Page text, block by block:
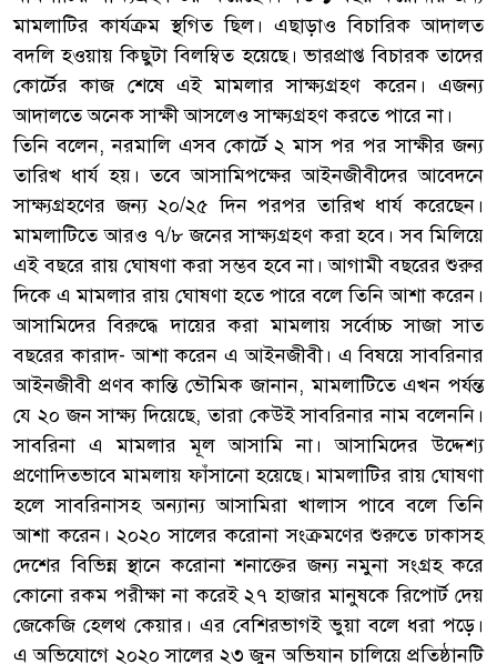
মামলাটির কার্যক্রম স্থগিত ছিল। এছাড়াও বিচারিক আদালত
বদলি হওয়ায় কিছুটা বিলম্বিত হয়েছে। ভারপ্রাপ্ত বিচারক তাদের
কোর্টের কাজ শেষে এই মামলার সাক্ষ্যগ্রহণ করেন। এজন্য
আদালতে অনেক সাক্ষী আসলেও সাক্ষ্যগ্রহণ করতে পারে না।
তিনি বলেন, নরমালি এসব কোর্টে ২ মাস পর পর সাক্ষীর জন্য
তারিখ ধার্য হয়। তবে আসামিপক্ষের আইনজীবীদের আবেদনে
সাক্ষ্যগ্রহণের জন্য ২০/২৫ দিন পরপর তারিখ ধার্য করেছেন।
মামলাটিতে আরও ৭/৮ জনের সাক্ষ্যগ্রহণ করা হবে। সব মিলিয়ে
এই বছরে রায় ঘোষণা করা সম্ভব হবে না। আগামী বছরের শুরুর
দিকে এ মামলার রায় ঘোষণা হতে পারে বলে তিনি আশা করেন।
আসামিদের বিরুদ্ধে দায়ের করা মামলায় সর্বোচ্চ সাজা সাত
বছরের কারাদ- আশা করেন এ আইনজীবী। এ বিষয়ে সাবরিনার
আইনজীবী প্রণব কান্তি ভৌমিক জানান, মামলাটিতে এখন পর্যন্ত
যে ২০ জন সাক্ষ্য দিয়েছে, তারা কেউই সাবরিনার নাম বলেননি।
সাবরিনা এ মামলার মূল আসামি না। আসামিদের উদ্দেশ্য
প্রণোদিতভাবে মামলায় ফাঁসানো হয়েছে। মামলাটির রায় ঘোষণা
হলে সাবরিনাসহ অন্যান্য আসামিরা খালাস পাবে বলে তিনি
আশা করেন। ২০২০ সালের করোনা সংক্রমণের শুরুতে ঢাকাসহ
দেশের বিভিন্ন স্থানে করোনা শনাক্তের জন্য নমুনা সংগ্রহ করে
কোনো রকম পরীক্ষা না করেই ২৭ হাজার মানুষকে রিপোর্ট দেয়
জেকেজি হেলথ কেয়ার। এর বেশিরভাগই ভুয়া বলে ধরা পড়ে।
এ অভিযোগে ২০২০ সালের ২৩ জুন অভিযান চালিয়ে প্রতিষ্ঠানটি